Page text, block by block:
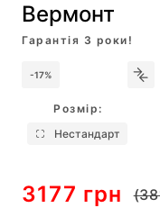
Вермонт
Гарантія 3 роки!
-17%
Розмір:
Нестандарт
3177 грн